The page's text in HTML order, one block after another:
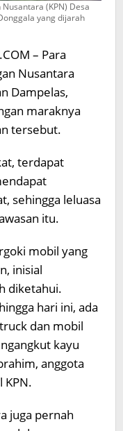
(KPN) Desa
yang dijarah
– Para
Nusantara
Dampelas,
maraknya
tersebut.
terdapat
sehingga leluasa
itu.
mobil yang
inisial
diketahui.
hari ini, ada
dan mobil
kayu
anggota
KPN.
juga pernah